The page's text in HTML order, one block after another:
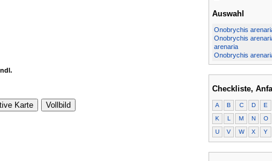
Karte Vollbild
Auswahl
Onobrychis
Onobrychis
arenaria
Onobrychis
Checkliste,
A B C D E
K
L M N O
U
V W X Y